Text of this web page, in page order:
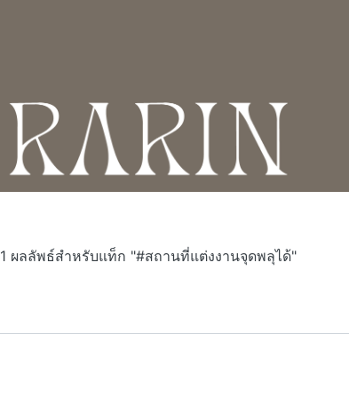
1 ผลลัพธ์สำหรับแท็ก "#สถานที่แต่งงานจุดพลุได้"